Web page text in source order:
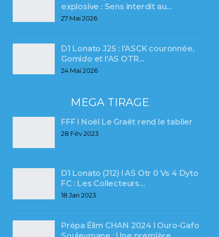
explosive : Sens interdit au…
27 Mai 2026
D1 Lonato J25 : l’ASCK couronnée,
Gomido et l’AS OTR…
24 Mai 2026
MEGA TIRAGE
FFF l Noël Le Graët rend le tablier
28 Fév 2023
D1 Lonato (J12) l AS Otr 0 Vs 4 Dyto
FC : Les Collecteurs…
18 Jan 2023
Prépa Élim CHAN 2024 l Ouro-Gafo